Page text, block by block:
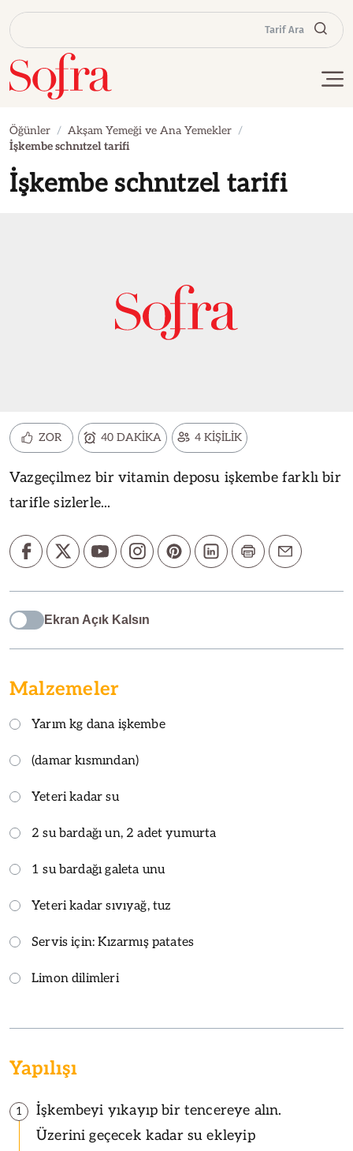
Tarif Ara
Öğünler
Akşam Yemeği ve Ana Yemekler
İşkembe schnıtzel tarifi
İşkembe schnıtzel tarifi
ZOR 40 DAKİKA 4 KİŞİLİK
Vazgeçilmez bir vitamin deposu işkembe farklı bir
tarifle sizlerle...
Ekran Açık Kalsın
Malzemeler
Yarım kg dana işkembe
(damar kısmından)
Yeteri kadar su
2 su bardağı un, 2 adet yumurta
1 su bardağı galeta unu
Yeteri kadar sıvıyağ, tuz
Servis için: Kızarmış patates
Limon dilimleri
Yapılışı
1
İşkembeyi yıkayıp bir tencereye alın.
Üzerini geçecek kadar su ekleyip